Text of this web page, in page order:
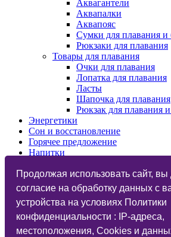
Продолжая использовать сайт, вы
согласие на обработку данных с
устройства на условиях Политики
конфиденциальности : IP-адреса,
местоположения, Cookies и
Аквагантели
Аквапалки
Аквапояс
Сумки для плавания и
Рюкзаки для плавания
Товары для плавания
Очки для плавания
Лопатка для плавания
Ласты
Шапочка для плавания
Рюкзак для плавания и
Энергетики
Сон и восстановление
Горячее предложение
Напитки
Назначения
Бренды
Vegan
Глютаминовая кислота
Функциональный тренинг